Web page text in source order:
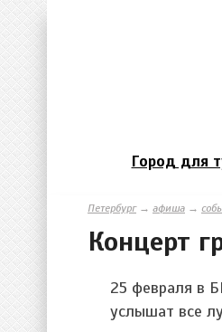
Город для
Петербург→ афиша →
Концерт
25 февраля в
услышат все